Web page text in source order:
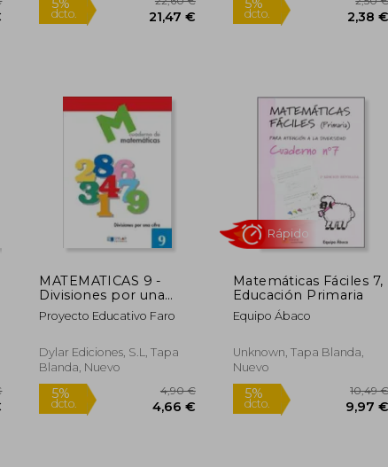
3,00 €
2,85 €
5%
dcto.
22,60 €
21,47 €
5%
Rápido
MATEMATICAS 9 -
Divisiones por una
cifra
Proyecto Educativo Faro
Dylar Ediciones, S.L, Tapa
Blanda, Nuevo
Matemáticas Fáciles 7,
Educación Primaria
Equipo Ábaco
Unknown, Tapa Blanda,
Nuevo